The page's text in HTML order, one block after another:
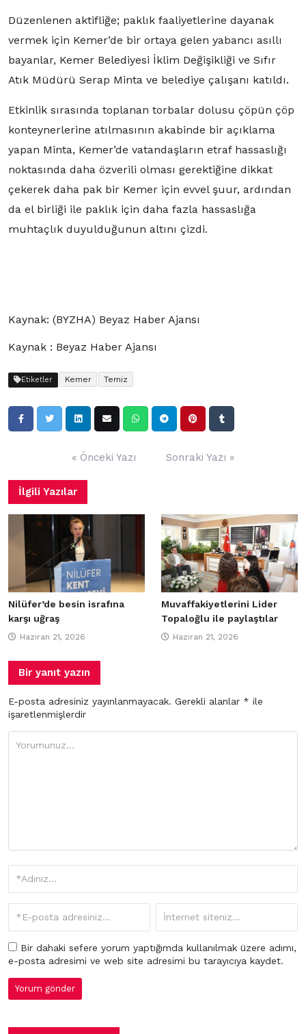
Düzenlenen aktifliğe; paklık faaliyetlerine dayanak
vermek için Kemer’de bir ortaya gelen yabancı asıllı
bayanlar, Kemer Belediyesi İklim Değişikliği ve Sıfır
Atık Müdürü Serap Minta ve belediye çalışanı katıldı.
Etkinlik sırasında toplanan torbalar dolusu çöpün çöp
konteynerlerine atılmasının akabinde bir açıklama
yapan Minta, Kemer’de vatandaşların etraf hassaslığı
noktasında daha özverili olması gerektiğine dikkat
çekerek daha pak bir Kemer için evvel şuur, ardından
da el birliği ile paklık için daha fazla hassaslığa
muhtaçlık duyulduğunun altını çizdi.
Kaynak: (BYZHA) Beyaz Haber Ajansı
Kaynak : Beyaz Haber Ajansı
Etiketler Kemer Temiz
« Önceki Yazı Sonraki Yazı »
İlgili Yazılar
Nilüfer’de besin israfına
karşı uğraş
Haziran 21, 2026
Muvaffakiyetlerini Lider
Topaloğlu ile paylaştılar
Haziran 21, 2026
Bir yanıt yazın
E-posta adresiniz yayınlanmayacak. Gerekli alanlar * ile
işaretlenmişlerdir
Bir dahaki sefere yorum yaptığımda kullanılmak üzere adımı,
e-posta adresimi ve web site adresimi bu tarayıcıya kaydet.